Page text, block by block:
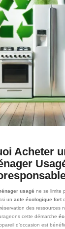
Acheter
usagé ne se limite
un acte écologique fort
des ressources
cette démarche
d’occasion est